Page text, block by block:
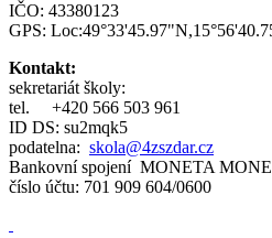
IČO: 43380123
GPS:
Kontakt:
sekretariát školy:
tel.
+420 566 503 961
ID DS: su2mqk5
podatelna: skola@4zszdar.cz
Bankovní spojení MONETA
číslo účtu: 701 909 604/0600